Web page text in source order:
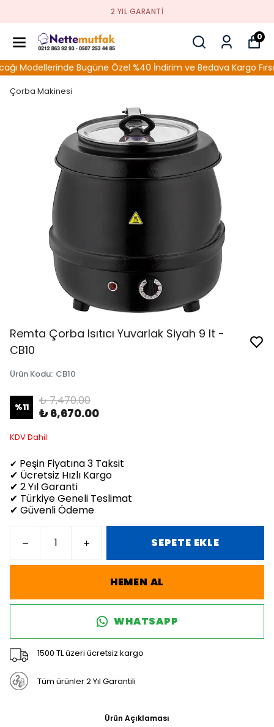
2 YIL GARANTI
0
Modellerinde Bugüne Özel %40 İndirim ve Bedava Kargo
Çorba Makinesi
Remta Çorba Isıtıcı Yuvarlak Siyah 9 lt -
CB10
Ürün Kodu: CB10
%11 ₺ 7,470.00
₺ 6,670.00
KDV Dahil
✔ Peşin Fiyatına 3 Taksit
✔ Ücretsiz Hızlı Kargo
✔ 2 Yıl Garanti
✔ Türkiye Geneli Teslimat
✔ Güvenli Ödeme
SEPETE EKLE
HEMEN AL
WHATSAPP
1500 TL üzeri ücretsiz kargo
Tüm ürünler 2 Yıl Garantili
Ürün Açıklaması